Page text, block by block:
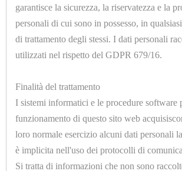
U7018
ADATTATORE CILINDRICO 1/4
garantisce la sicurezza, la riservatezza e la
personali di cui sono in possesso, in
di trattamento degli stessi. I dati personali
utilizzati nel rispetto del GDPR 679/16.
Finalità del trattamento
I sistemi informatici e le procedure software
funzionamento di questo sito web
loro normale esercizio alcuni dati personali
è implicita nell'uso dei protocolli di
Si tratta di informazioni che non sono